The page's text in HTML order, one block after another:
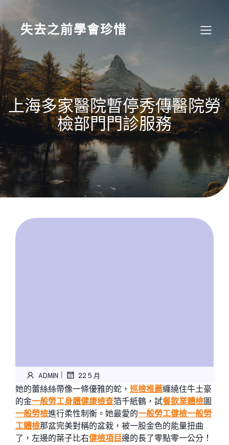
content
失去之前學會珍惜
上海多家醫院暫停秀傳醫院勞
檢部門門診服務
ADMIN | 22 5 月
她的蕾絲絲帶像一條優雅的蛇， 巡檢推薦纏繞住牛土豪
的金一般勞工身體健康檢查箔千紙鶴，試餐飲業體檢圖
一般勞檢進行柔性制衡。她最愛的一般勞工健檢一般勞
工體檢那盆完美對稱的盆栽，被一股金色的能量扭曲
了，左邊的葉子比右健檢項目邊的長了零點零一公分！